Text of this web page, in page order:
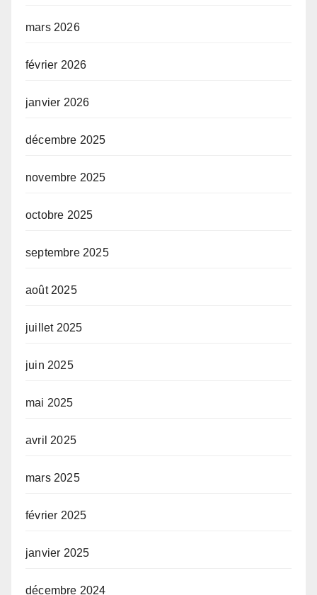
mars 2026
février 2026
janvier 2026
décembre 2025
novembre 2025
octobre 2025
septembre 2025
août 2025
juillet 2025
juin 2025
mai 2025
avril 2025
mars 2025
février 2025
janvier 2025
décembre 2024